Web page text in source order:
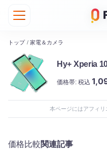
トップ / 家電＆カメラ
Hy+ Xperia
価格帯: 税込
本ページにはアフィ
価格比較関連記事